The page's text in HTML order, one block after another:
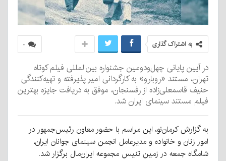
۰ به اشتراک گذاری
در آیین پایانی چهل‌ودومین جشنواره بین‌المللی فیلم کوتاه
تهران، مستند «روبارو» به کارگردانی امیر پذیرفته و تهیه‌کنندگی
حنیف قاسمعلی‌زاده از رفسنجان، موفق به دریافت جایزه بهترین
فیلم مستند سینمای ایران شد.
به گزارش کرمان‌نو، این مراسم با حضور معاون رئیس‌جمهور در
امور زنان و خانواده و مدیرعامل انجمن سینمای جوانان ایران،
شامگاه جمعه در زمین تنیس مجموعه ایران‌مال برگزار شد.